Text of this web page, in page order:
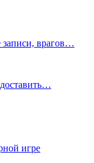
записи, врагов…
игре